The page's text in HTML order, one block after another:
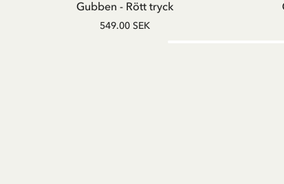
Gubben - Rött tryck
549.00 SEK